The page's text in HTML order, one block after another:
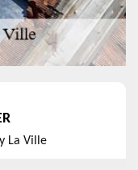
La Ville